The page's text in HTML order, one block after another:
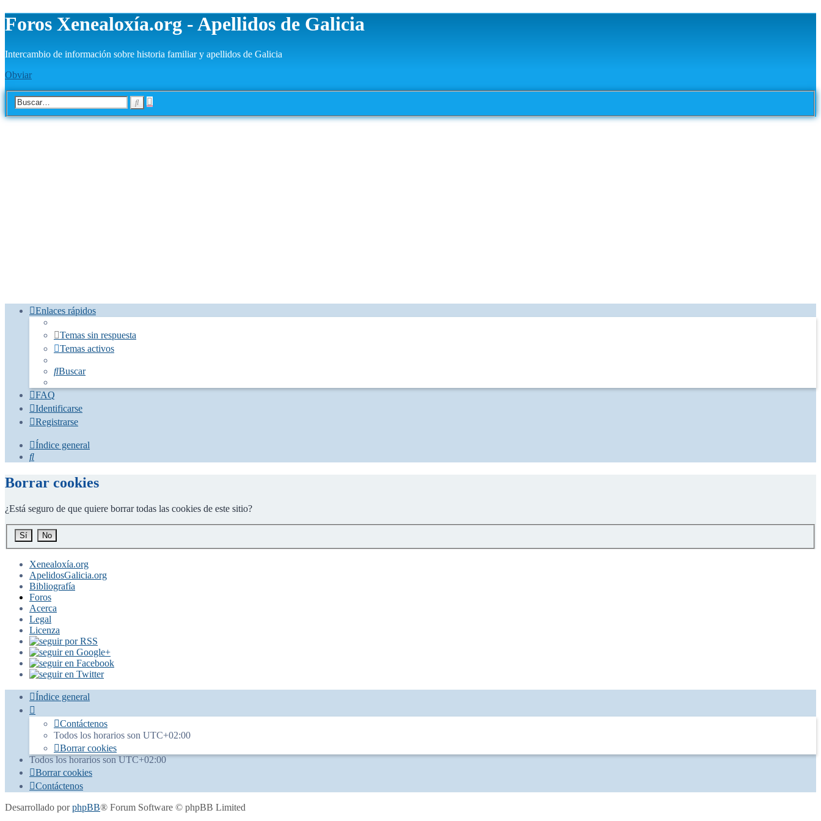
Foros Xenealoxía.org - Apellidos de Galicia
Intercambio de información sobre historia familiar y apellidos de Galicia
Obviar
Búsqueda
Enlaces rápidos
Temas sin respuesta
Temas activos
Buscar
FAQ
Identificarse
Registrarse
Índice general
Buscar
Borrar cookies
¿Está seguro de que quiere borrar todas las cookies de este sitio?
Xenealoxía.org
ApelidosGalicia.org
Bibliografía
Foros
Acerca
Legal
Licenza
Índice general
Contáctenos
Todos los horarios son UTC+02:00
Borrar cookies
Todos los horarios sonUTC+02:00
Borrar cookies
Contáctenos
Desarrollado porphpBB® Forum Software © phpBB Limited